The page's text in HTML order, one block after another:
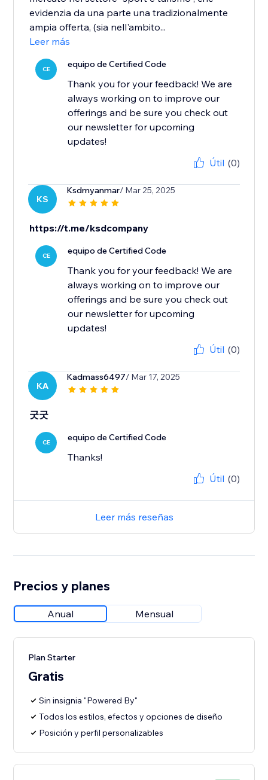
evidenzia da una parte una tradizionalmente
ampia offerta, (sia nell'ambito...
Leer más
CE equipo de Certified Code
Thank you for your feedback! We are
always working on to improve our
offerings and be sure you check out
our newsletter for upcoming
updates!
Útil (0)
KS
Ksdmyanmar/ Mar 25, 2025
https://t.me/ksdcompany
CE equipo de Certified Code
Thank you for your feedback! We are
always working on to improve our
offerings and be sure you check out
our newsletter for upcoming
updates!
Útil (0)
KA
Kadmass6497/ Mar 17, 2025
굿굿
CE equipo de Certified Code
Thanks!
Útil (0)
Leer más reseñas
Precios y planes
Anual Mensual
Plan Starter
Gratis
Sin insignia "Powered By"
Todos los estilos, efectos y opciones de diseño
Posición y perfil personalizables